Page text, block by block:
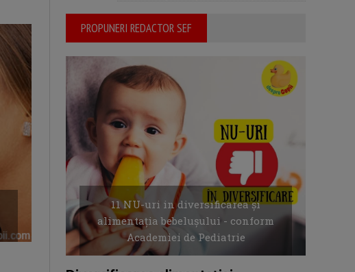
PROPUNERI REDACTOR SEF
11 NU-uri in diversificarea și
alimentația bebelușului - conform
Academiei de Pediatrie